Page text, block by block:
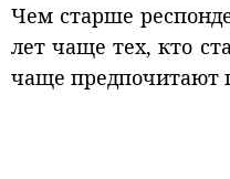
Чем старше
лет чаще тех, кто
чаще предпочитают